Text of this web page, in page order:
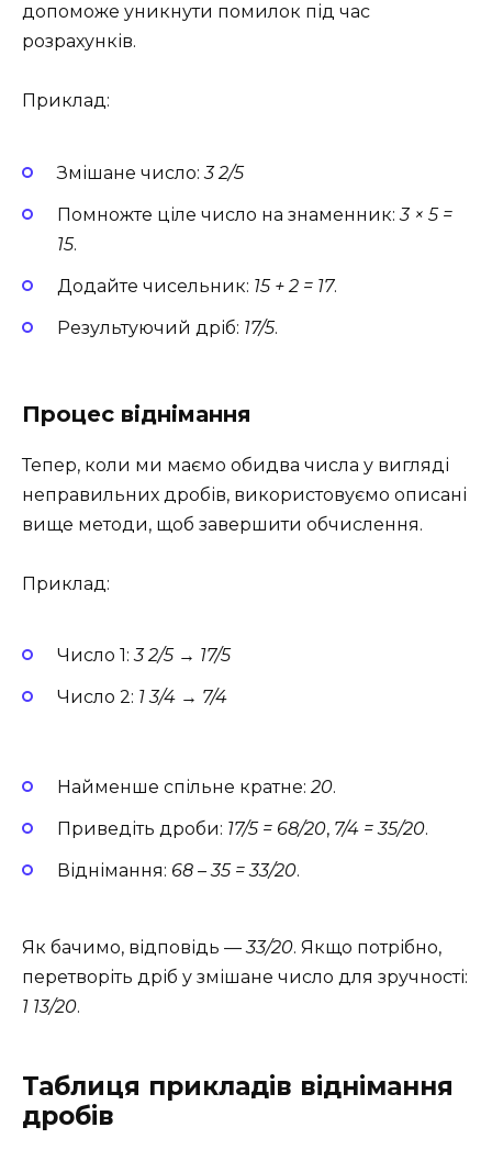
допоможе уникнути помилок під час
розрахунків.
Приклад:
Змішане число:3 2/5
Помножте ціле число на знаменник:3 × 5 =
15.
Додайте чисельник: 15 + 2 = 17.
Результуючий дріб: 17/5.
Процес віднімання
Тепер, коли ми маємо обидва числа у вигляді
неправильних дробів, використовуємо описані
вище методи, щоб завершити обчислення.
Приклад:
Число 1:3 2/5→ 17/5
Число 2: 1 3/4 → 7/4
Найменше спільне кратне: 20.
Приведіть дроби: 17/5 = 68/20, 7/4 = 35/20.
Віднімання: 68 – 35 = 33/20.
Як бачимо, відповідь —33/20. Якщо потрібно,
перетворіть дріб у змішане число для зручності:
1 13/20.
Таблиця прикладів віднімання
дробів